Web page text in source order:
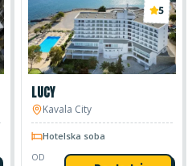
5
LUCY
Kavala City
Hotelska soba
OD